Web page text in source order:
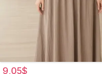
9,05$